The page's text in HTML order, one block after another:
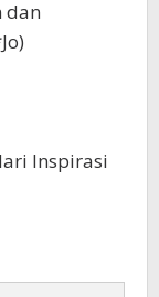
dan
Inspirasi